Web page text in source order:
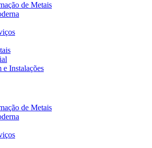
de Metais
e Instalações
de Metais